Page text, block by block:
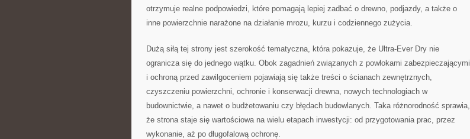
otrzymuje realne podpowiedzi, które pomagają lepiej zadbać o drewno, podjazdy, a także o
inne powierzchnie narażone na działanie mrozu, kurzu i codziennego zużycia.
Dużą siłą tej strony jest szerokość tematyczna, która pokazuje, że Ultra-Ever Dry nie
ogranicza się do jednego wątku. Obok zagadnień związanych z powłokami zabezpieczającymi
i ochroną przed zawilgoceniem pojawiają się także treści o ścianach zewnętrznych,
czyszczeniu powierzchni, ochronie i konserwacji drewna, nowych technologiach w
budownictwie, a nawet o budżetowaniu czy błędach budowlanych. Taka różnorodność sprawia,
że strona staje się wartościowa na wielu etapach inwestycji: od przygotowania prac, przez
wykonanie, aż po długofalową ochronę.